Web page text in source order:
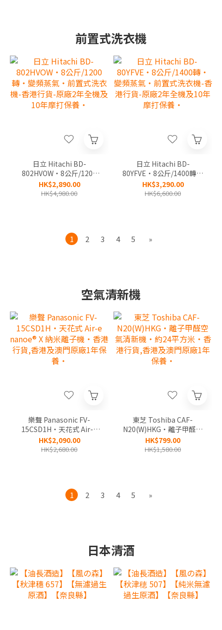
前置式洗衣機
日立 Hitachi BD-
802HVOW‧8公斤/1200
轉‧變頻蒸氣‧前置式洗衣
機-香港行貨-原廠2年全機
HK$2,890.00
HK$4,980.00
日立 Hitachi BD-
80YFVE‧8公斤/1400轉‧
變頻蒸氣‧前置式洗衣機-
香港行貨-原廠2年全機及
HK$3,290.00
HK$6,600.00
1 2 3 4 5 »
空氣清新機
樂聲 Panasonic FV-
15CSD1H‧天花式 Air-e
nanoe® X 納米離子機‧香
港行貨,香港及澳門原廠1年
HK$2,090.00
HK$2,680.00
東芝 Toshiba CAF-
N20(W)HKG‧離子甲醛空
氣清新機‧約24平方米‧
香港行貨,香港及澳門原廠1
HK$799.00
HK$1,580.00
1 2 3 4 5 »
日本清酒